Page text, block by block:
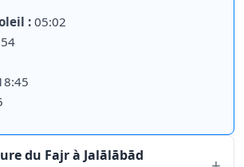
: 05:02
du Fajr à Jalālābād